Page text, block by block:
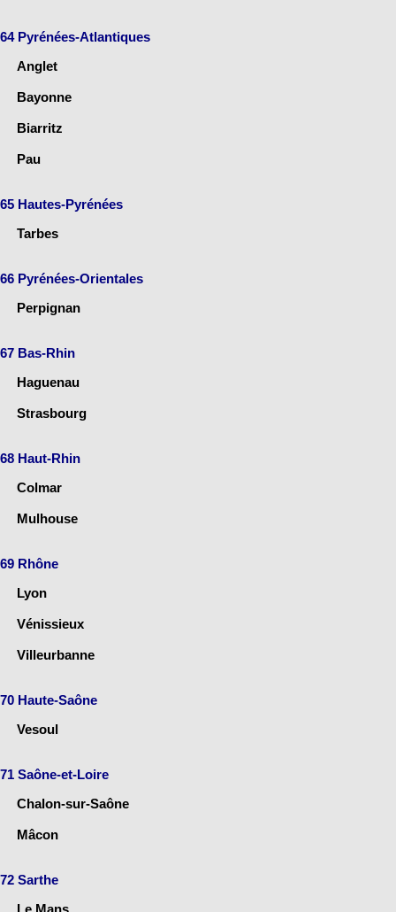
64 Pyrénées-Atlantiques
Anglet
Bayonne
Biarritz
Pau
65 Hautes-Pyrénées
Tarbes
66 Pyrénées-Orientales
Perpignan
67 Bas-Rhin
Haguenau
Strasbourg
68 Haut-Rhin
Colmar
Mulhouse
69 Rhône
Lyon
Vénissieux
Villeurbanne
70 Haute-Saône
Vesoul
71 Saône-et-Loire
Chalon-sur-Saône
Mâcon
72 Sarthe
Le Mans